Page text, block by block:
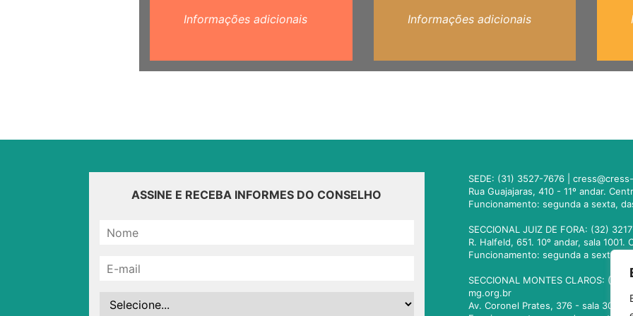
Informações adicionais Informações adicionais
ASSINE E RECEBA INFORMES DO CONSELHO
SEDE: (31) 3527-7676 |
Rua Guajajaras, 410 - 11º andar.
Funcionamento: segunda a sexta,
SECCIONAL JUIZ DE FORA: (32)
R. Halfeld, 651. 10º andar, sala
Funcionamento: segunda a sexta,
SECCIONAL MONTES CLAROS:
mg.org.br
Av. Coronel Prates, 376 - sala 301.